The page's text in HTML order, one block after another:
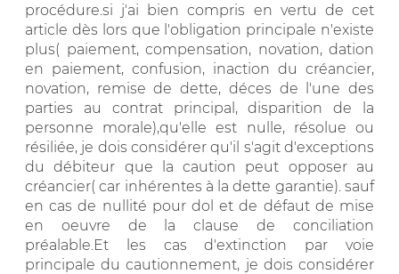
procédure.si j'ai bien compris en vertu de cet
article dès lors que l'obligation principale n'existe
plus( paiement, compensation, novation, dation
en paiement, confusion, inaction du créancier,
novation, remise de dette, déces de l'une des
parties au contrat principal, disparition de la
personne morale),qu'elle est nulle, résolue ou
résiliée, je dois considérer qu'il s'agit d'exceptions
du débiteur que la caution peut opposer au
créancier( car inhérentes à la dette garantie). sauf
en cas de nullité pour dol et de défaut de mise
en oeuvre de la clause de conciliation
préalable.Et les cas d'extinction par voie
principale du cautionnement, je dois considérer